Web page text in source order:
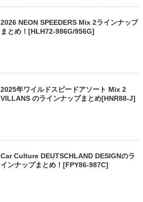
2026 NEON SPEEDERS Mix 2ラインナップ
まとめ！[HLH72-986G/956G]
2025年ワイルドスピードアソート Mix 2
VILLANS のラインナップまとめ[HNR88-J]
Car Culture DEUTSCHLAND DESIGNのラ
インナップまとめ！[FPY86-987C]